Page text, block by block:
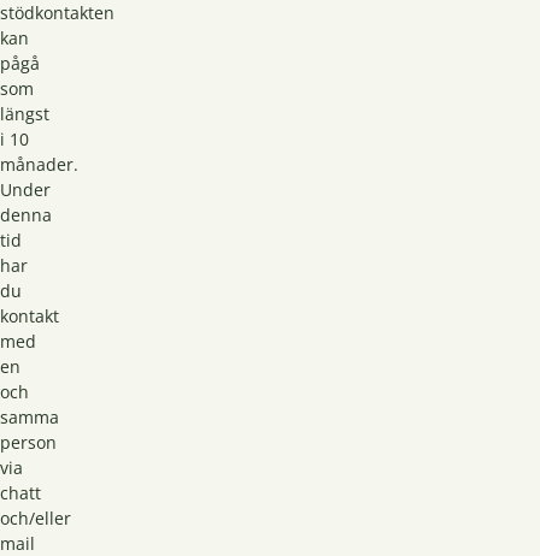
stödkontakten
kan
pågå
som
längst
i 10
månader.
Under
denna
tid
har
du
kontakt
med
en
och
samma
person
via
chatt
och/eller
mail